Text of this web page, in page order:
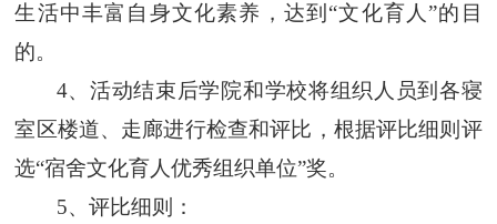
生活中丰富自身文化素养，达到“文化育人”的目
的。
4、活动结束后学院和学校将组织人员到各寝
室区楼道、走廊进行检查和评比，根据评比细则评
选“宿舍文化育人优秀组织单位”奖。
5、评比细则：